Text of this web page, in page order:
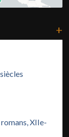
+
XIIe-